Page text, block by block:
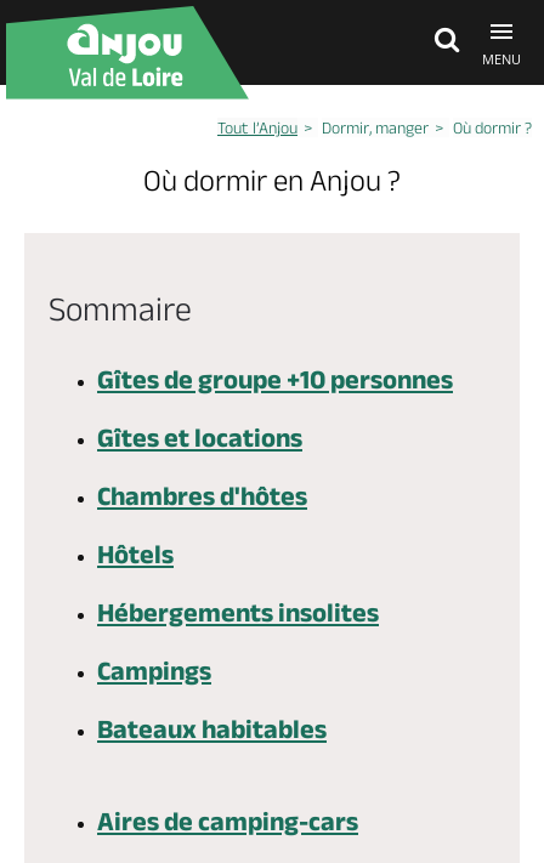
MENU
Agenda
Dormir, manger
Billetterie en ligne
Brochures & Cartes Offices de tourisme Comment venir ?
Tout l’Anjou Dormir, manger Où dormir ?
Où dormir en Anjou ?
Sommaire
Gîtes de groupe +10 personnes
Gîtes et locations
Chambres d'hôtes
Hôtels
Hébergements insolites
Campings
Bateaux habitables
Aires de camping-cars